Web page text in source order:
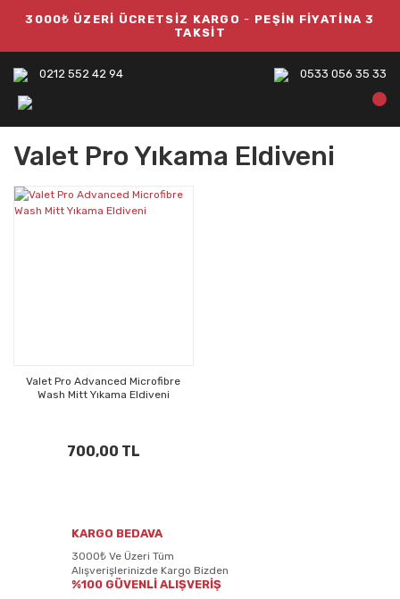
3000₺ ÜZERİ ÜCRETSİZ KARGO - PEŞİN FİYATİNA 3
TAKSİT
0212 552 42 94 0533 056 35 33
Valet Pro Yıkama Eldiveni
Valet Pro Advanced Microfibre
Wash Mitt Yıkama Eldiveni
700,00 TL
KARGO BEDAVA
3000₺ Ve Üzeri Tüm
Alışverişlerinizde Kargo Bizden
%100 GÜVENLİ ALIŞVERİŞ